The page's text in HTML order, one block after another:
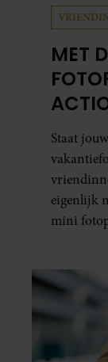
MET
ÉÉN
Staat
eigenlijk
mini
al in